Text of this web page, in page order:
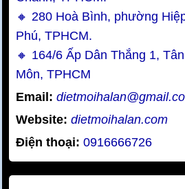
🔸 280 Hoà Bình, phường
Phú, TPHCM.
🔸 164/6 Ấp Dân Thắng 1,
Môn, TPHCM
Email:
Website: dietmoihalan.com
Điện thoại: 0916666726